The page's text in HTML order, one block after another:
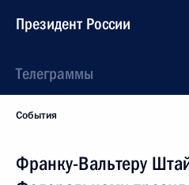
Президент России
Телеграммы
События
Франку-Вальтеру